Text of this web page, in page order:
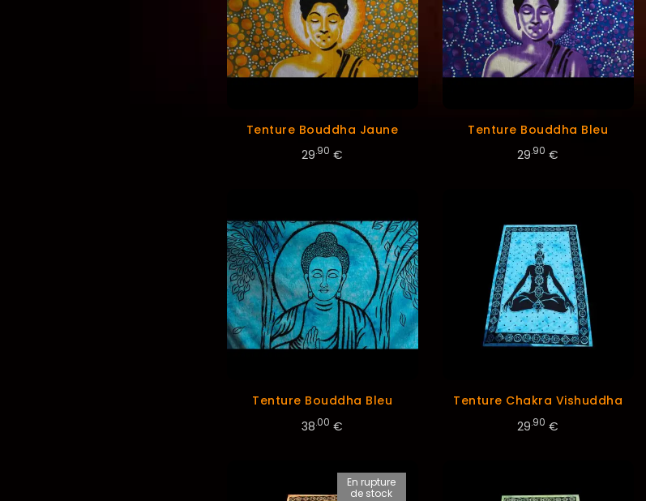
Tenture Bouddha Jaune
29.90 €
Tenture Bouddha Bleu
29.90 €
Tenture Bouddha Bleu
38.00 €
Tenture Chakra Vishuddha
29.90 €
En rupture
de stock